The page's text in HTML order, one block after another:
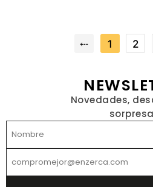
⤎ 1 2
Novedades,